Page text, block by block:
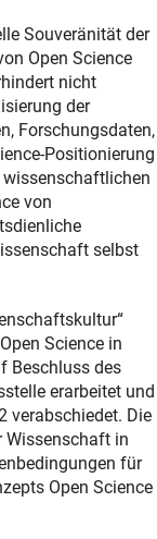
Souveränität der
Open Science
nicht
der
Forschungsdaten,
Positionierung
wissenschaftlichen
von
selbst
Science in
Beschluss des
erarbeitet und
verabschiedet. Die
Wissenschaft in
für
Open Science